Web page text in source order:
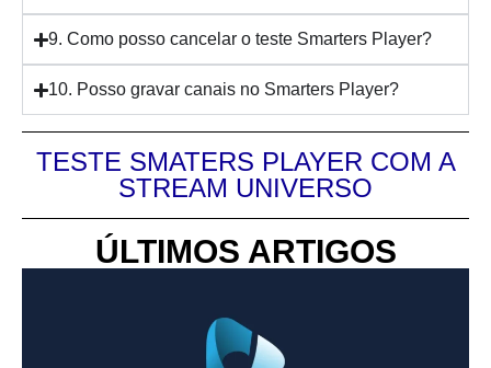
9. Como posso cancelar o teste Smarters Player?
10. Posso gravar canais no Smarters Player?
TESTE SMATERS PLAYER COM A
STREAM UNIVERSO
ÚLTIMOS ARTIGOS